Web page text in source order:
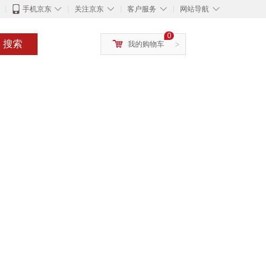
◇
手机京东 ◇
关注京东 ◇
客户服务 ◇
网站导航
搜索 >
0
我的购物车